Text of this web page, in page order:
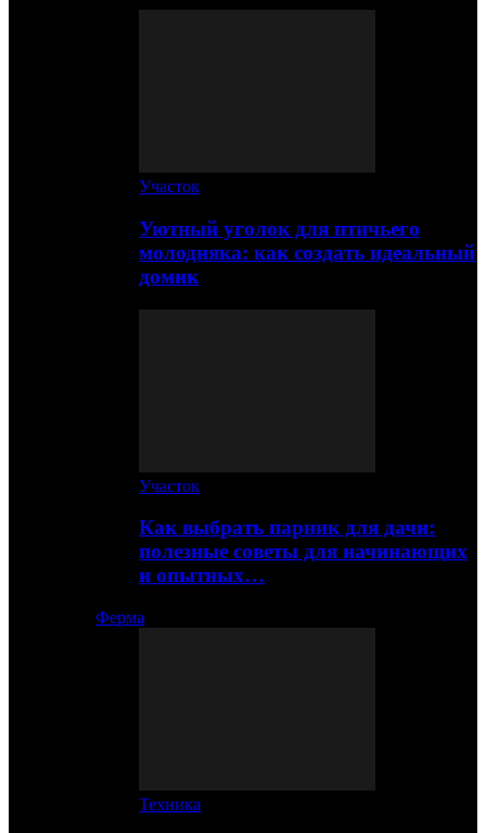
Участок
Уютный уголок для птичьего
молодняка: как создать идеальный
домик
Участок
Как выбрать парник для дачи:
полезные советы для начинающих
и опытных…
Ферма
Техника